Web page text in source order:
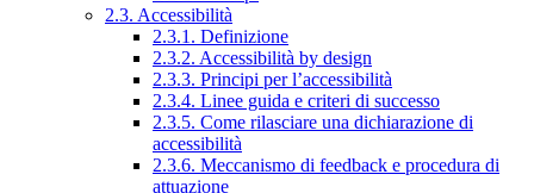
2.3. Accessibilità
2.3.1. Definizione
2.3.2. Accessibilità by design
2.3.3. Principi per l’accessibilità
2.3.4. Linee guida e criteri di successo
2.3.5. Come rilasciare una dichiarazione di
accessibilità
2.3.6. Meccanismo di feedback e procedura di
attuazione